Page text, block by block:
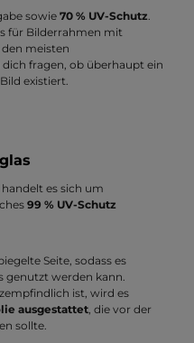
sowie70 % UV-Schutz.
für Bilderrahmen mit
meisten
fragen, ob überhaupt ein
existiert.
handelt es sich um
99 % UV-Schutz
Seite, sodass es
genutzt werden kann.
ist, wird es
ausgestattet, die vor der
sollte.